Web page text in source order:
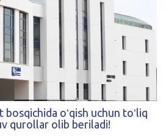
bosqichida oʻqish uchun toʻliq
qurollar olib beriladi!